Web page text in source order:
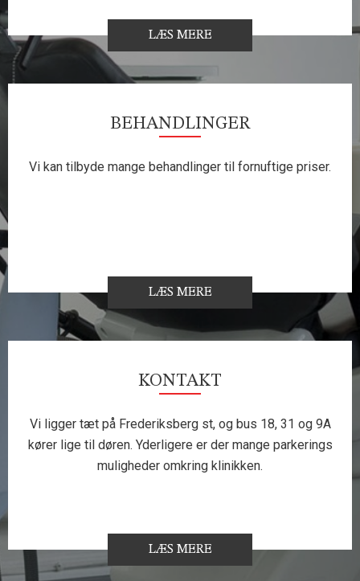
LÆS MERE
BEHANDLINGER
Vi kan tilbyde mange behandlinger til fornuftige priser.
LÆS MERE
KONTAKT
Vi ligger tæt på Frederiksberg st, og bus 18, 31 og 9A
kører lige til døren. Yderligere er der mange parkerings
muligheder omkring klinikken.
LÆS MERE